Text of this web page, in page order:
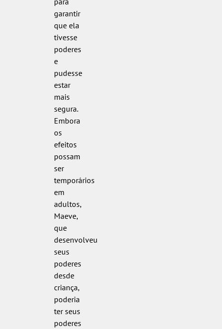
garantir
que ela
tivesse
poderes
e
pudesse
estar
mais
segura.
Embora
os
efeitos
possam
ser
temporários
em
adultos,
Maeve,
que
desenvolveu
seus
poderes
desde
criança,
poderia
ter seus
poderes